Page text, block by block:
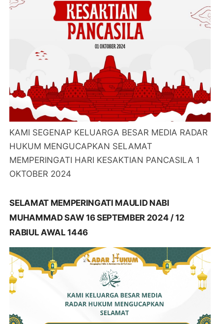
KAMI SEGENAP KELUARGA BESAR MEDIA RADAR
HUKUM MENGUCAPKAN SELAMAT
MEMPERINGATI HARI KESAKTIAN PANCASILA 1
OKTOBER 2024
SELAMAT MEMPERINGATI MAULID NABI
MUHAMMAD SAW 16 SEPTEMBER 2024 / 12
RABIUL AWAL 1446